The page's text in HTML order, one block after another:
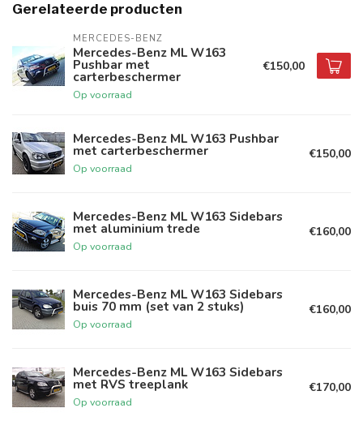
Gerelateerde producten
MERCEDES-BENZ
Mercedes-Benz ML W163
Pushbar met
carterbeschermer
Op voorraad
€150,00
Mercedes-Benz ML W163 Pushbar
met carterbeschermer
Op voorraad
€150,00
Mercedes-Benz ML W163 Sidebars
met aluminium trede
Op voorraad
€160,00
Mercedes-Benz ML W163 Sidebars
buis 70 mm (set van 2 stuks)
Op voorraad
€160,00
Mercedes-Benz ML W163 Sidebars
met RVS treeplank
Op voorraad
€170,00